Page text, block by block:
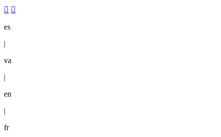
es
|
va
|
en
|
fr